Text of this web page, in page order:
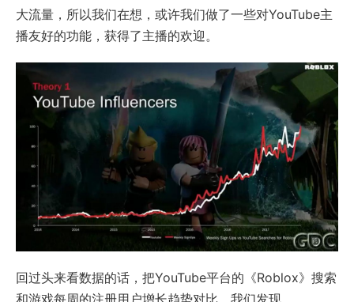
大流量，所以我们在想，或许我们做了一些对YouTube主
播友好的功能，获得了主播的欢迎。
回过头来看数据的话，把YouTube平台的《Roblox》搜索